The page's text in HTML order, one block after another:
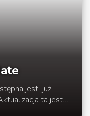
jest już
ta jest